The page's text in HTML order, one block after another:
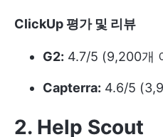
ClickUp 평가 및 리뷰
G2: 4.7/5 (9,200개
Capterra: 4.6/5
2. Help Scout